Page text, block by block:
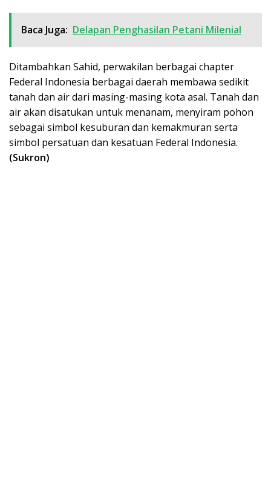
Baca Juga: Delapan Penghasilan Petani Milenial
Ditambahkan Sahid, perwakilan berbagai chapter
Federal Indonesia berbagai daerah membawa sedikit
tanah dan air dari masing-masing kota asal. Tanah dan
air akan disatukan untuk menanam, menyiram pohon
sebagai simbol kesuburan dan kemakmuran serta
simbol persatuan dan kesatuan Federal Indonesia.
(Sukron)